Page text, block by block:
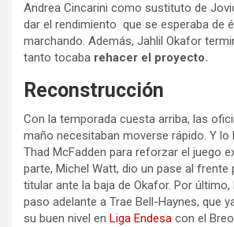
Andrea Cincarini como sustituto de
dar el rendimiento que se esperaba de
marchando. Además, Jahlil Okafor
tanto tocaba rehacer el proyecto.
Reconstrucción
Con la temporada cuesta arriba, las
maño necesitaban moverse rápido. Y lo
Thad McFadden para reforzar el juego
parte, Michel Watt, dio un pase al frente
titular ante la baja de Okafor. Por
paso adelante a Trae Bell-Haynes, que
su buen nivel en Liga Endesa con el